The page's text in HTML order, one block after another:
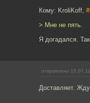
Кому: KroliKoff,
> Мне не пять.
Я догадался.
отправлено
Доставляет.